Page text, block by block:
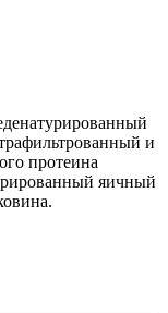
и
протеина
яичный